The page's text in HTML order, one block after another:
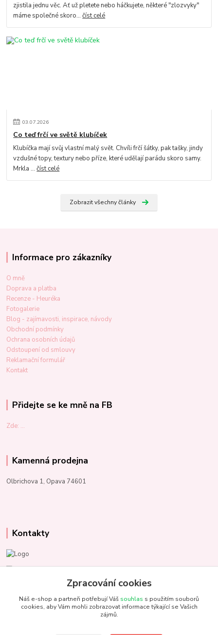
zjistila jednu věc. Ať už pletete nebo háčkujete, některé "zlozvyky"
máme společné skoro...číst celé
03.07.2026
Co teď frčí ve světě klubíček
Klubíčka mají svůj vlastní malý svět. Chvíli frčí šátky, pak tašky, jindy
vzdušné topy, textury nebo příze, které udělají parádu skoro samy.
Mrkla ...číst celé
Zobrazit všechny články
Informace pro zákazníky
O mně
Doprava a platba
Recenze - Heuréka
Fotogalerie
Blog - zajímavosti, inspirace, návody
Obchodní podmínky
Ochrana osobních údajů
Odstoupení od smlouvy
Reklamační formulář
Kontakt
Přidejte se ke mně na FB
Zde: ...
Kamenná prodejna
Olbrichova 1, Opava 74601
Kontakty
Marcela Kupková
+420 731 153 484
info@unezbednychklubicek.cz
Zpracování cookies
Náš e-shop a partneři potřebují Váš souhlas s použitím souborů
cookies, aby Vám mohli zobrazovat informace týkající se Vašich
zájmů.